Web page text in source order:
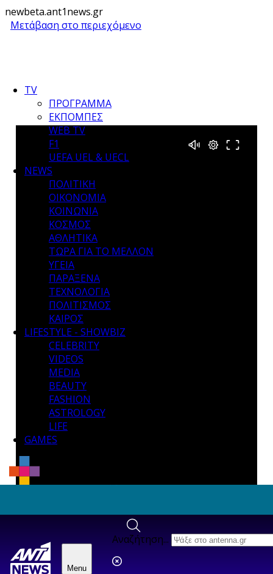
newbeta.ant1news.gr
Μετάβαση στο περιεχόμενο
TV
ΠΡΟΓΡΑΜΜΑ
ΕΚΠΟΜΠΕΣ
WEB TV
F1
UEFA UEL & UECL
NEWS
ΠΟΛΙΤΙΚΗ
ΟΙΚΟΝΟΜΙΑ
ΚΟΙΝΩΝΙΑ
ΚΟΣΜΟΣ
ΑΘΛΗΤΙΚΑ
ΤΩΡΑ ΓΙΑ ΤΟ ΜΕΛΛΟΝ
ΥΓΕΙΑ
ΠΑΡΑΞΕΝΑ
ΤΕΧΝΟΛΟΓΙΑ
ΠΟΛΙΤΙΣΜΟΣ
ΚΑΙΡΟΣ
LIFESTYLE - SHOWBIZ
CELEBRITY
VIDEOS
MEDIA
BEAUTY
FASHION
ASTROLOGY
LIFE
GAMES
Menu
Αναζήτηση...